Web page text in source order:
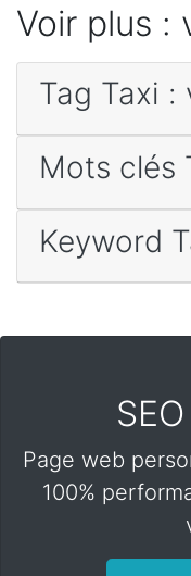
Voir plus :
Tag Taxi :
Mots clés
Keyword
Page web
100%